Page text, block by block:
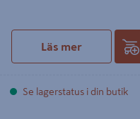
Läs mer
Se lagerstatus i din butik